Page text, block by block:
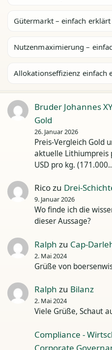
Gütermarkt – einfach erklärt
Nutzenmaximierung –
Allokationseffizienz einfach
Bruder Johannes
Gold
26. Januar 2026
Preis-Vergleich Gold
aktuelle Lithiumpreis
USD pro kg.
Ricozu Drei-
9. Januar 2026
Wo finde ich die
dieser Aussage?
Ralph zu Cap-
2. Mai 2024
Grüße von
Ralph zu Bilanz
2. Mai 2024
Viele Grüße, Schaut
Compliance -
Corporate